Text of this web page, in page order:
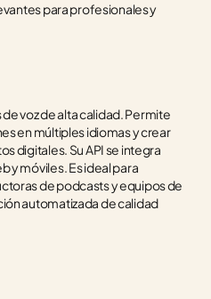
para profesionales y
voz de alta calidad. Permite
en múltiples idiomas y crear
digitales. Su API se integra
y móviles. Es ideal para
de podcasts y equipos de
automatizada de calidad